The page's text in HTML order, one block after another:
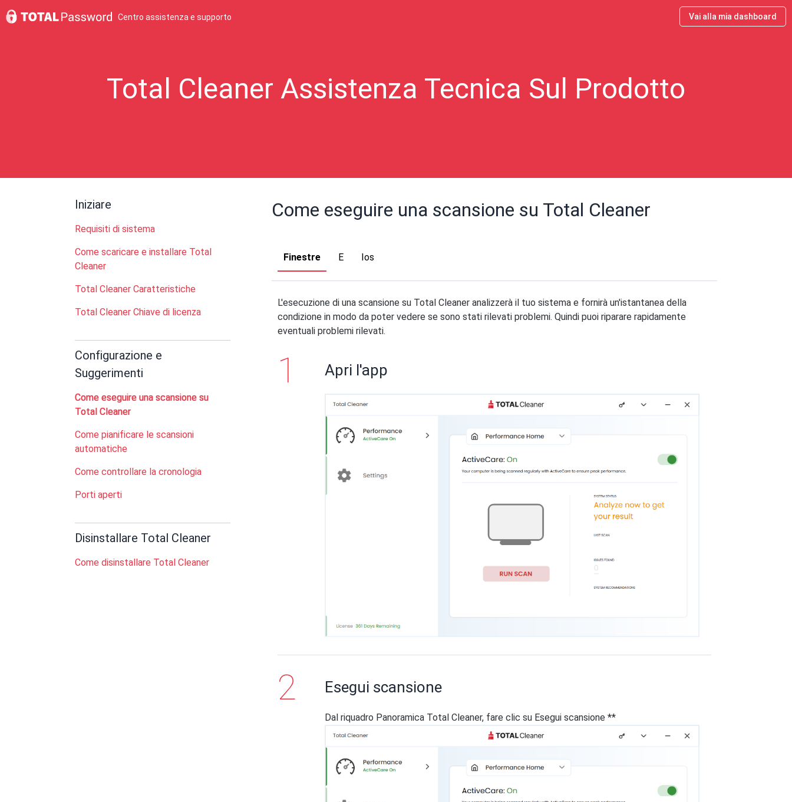
Centro assistenza e supporto Vai alla mia dashboard
Total Cleaner Assistenza Tecnica Sul Prodotto
Iniziare
Requisiti di sistema
Come scaricare e installare Total
Cleaner
Total Cleaner Caratteristiche
Total Cleaner Chiave di licenza
Configurazione e
Suggerimenti
Come eseguire una scansione su
Total Cleaner
Come pianificare le scansioni
automatiche
Come controllare la cronologia
Porti aperti
Disinstallare Total Cleaner
Come disinstallare Total Cleaner
Come eseguire una scansione su Total Cleaner
Finestre E Ios
L'esecuzione di una scansione su Total Cleaner analizzerà il tuo sistema e fornirà un'istantanea della
condizione in modo da poter vedere se sono stati rilevati problemi. Quindi puoi riparare rapidamente
eventuali problemi rilevati.
Apri l'app
Esegui scansione
Dal riquadro Panoramica Total Cleaner, fare clic su Esegui scansione **